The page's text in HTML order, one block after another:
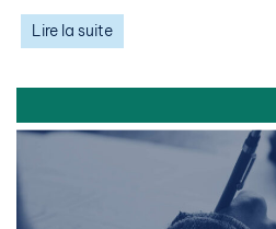
Lire la suite